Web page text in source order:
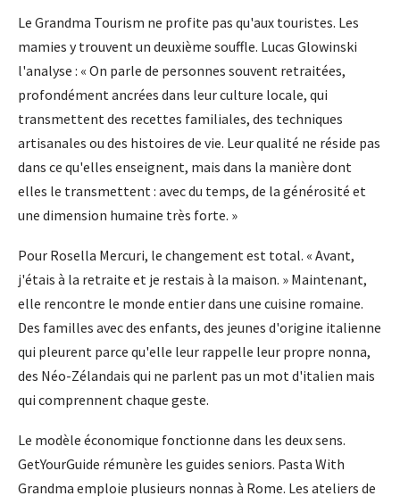
Le Grandma Tourism ne profite pas qu'aux touristes. Les
mamies y trouvent un deuxième souffle. Lucas Glowinski
l'analyse : « On parle de personnes souvent retraitées,
profondément ancrées dans leur culture locale, qui
transmettent des recettes familiales, des techniques
artisanales ou des histoires de vie. Leur qualité ne réside pas
dans ce qu'elles enseignent, mais dans la manière dont
elles le transmettent : avec du temps, de la générosité et
une dimension humaine très forte. »
Pour Rosella Mercuri, le changement est total. « Avant,
j'étais à la retraite et je restais à la maison. » Maintenant,
elle rencontre le monde entier dans une cuisine romaine.
Des familles avec des enfants, des jeunes d'origine italienne
qui pleurent parce qu'elle leur rappelle leur propre nonna,
des Néo-Zélandais qui ne parlent pas un mot d'italien mais
qui comprennent chaque geste.
Le modèle économique fonctionne dans les deux sens.
GetYourGuide rémunère les guides seniors. Pasta With
Grandma emploie plusieurs nonnas à Rome. Les ateliers de